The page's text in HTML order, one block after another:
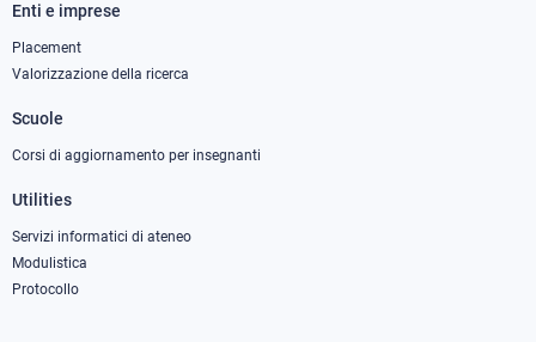
Footer
column
Enti e imprese
Placement
Valorizzazione della ricerca
Scuole
Corsi di aggiornamento per insegnanti
Utilities
Servizi informatici di ateneo
Modulistica
Protocollo